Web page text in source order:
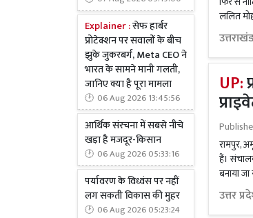
Explainer :सेफ हार्बर
प्रोटेक्शन पर सवालों के बीच
झुके जुकरबर्ग, Meta CEO ने
भारत के सामने मानी गलती,
जानिए क्या है पूरा मामला
06 Aug 2026 13:45:56
आर्थिक संरचना में सबसे नीचे
खड़ा है मजदूर-किसान
06 Aug 2026 05:33:16
पर्यावरण के विध्वंस पर नहीं
लग सकती विकास की मुहर
06 Aug 2026 05:23:24
ललित
UP:
रामपुर,
हैं।
बनाया
उत्तर